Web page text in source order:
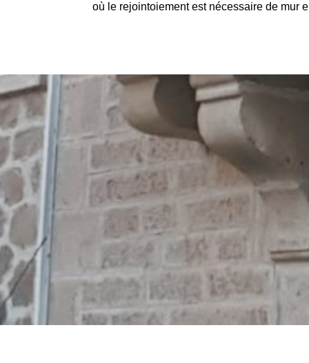
où le rejointoiement est nécessaire de mur